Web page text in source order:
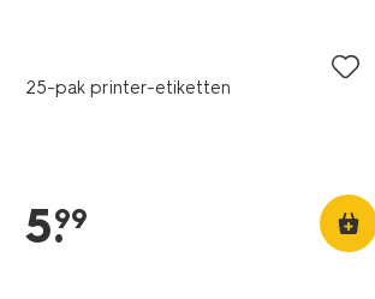
25-pak printer-etiketten
5.
99